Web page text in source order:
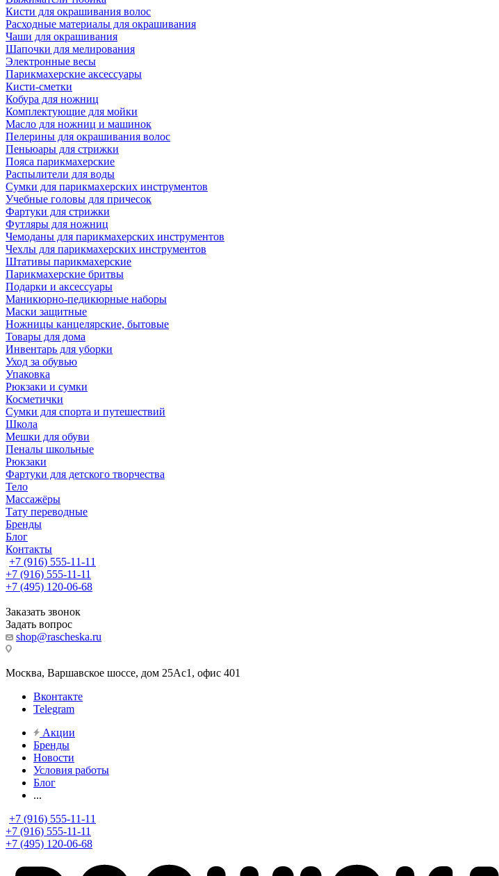
Кисти для окрашивания волос
Расходные материалы для окрашивания
Чаши для окрашивания
Шапочки для мелирования
Электронные весы
Парикмахерские аксессуары
Кисти-сметки
Кобура для ножниц
Комплектующие для мойки
Масло для ножниц и машинок
Пелерины для окрашивания волос
Пеньюары для стрижки
Пояса парикмахерские
Распылители для воды
Сумки для парикмахерских инструментов
Учебные головы для причесок
Фартуки для стрижки
Футляры для ножниц
Чемоданы для парикмахерских инструментов
Чехлы для парикмахерских инструментов
Штативы парикмахерские
Парикмахерские бритвы
Подарки и аксессуары
Маникюрно-педикюрные наборы
Маски защитные
Ножницы канцелярские, бытовые
Товары для дома
Инвентарь для уборки
Уход за обувью
Упаковка
Рюкзаки и сумки
Косметички
Сумки для спорта и путешествий
Школа
Мешки для обуви
Пеналы школьные
Рюкзаки
Фартуки для детского творчества
Тело
Массажёры
Тату переводные
Бренды
Блог
Контакты
+7 (916) 555-11-11
+7 (916) 555-11-11
+7 (495) 120-06-68
Заказать звонок
Задать вопрос
shop@rascheska.ru
Москва, Варшавское шоссе, дом 25Аc1, офис 401
Вконтакте
Telegram
Акции
Бренды
Новости
Условия работы
Блог
...
+7 (916) 555-11-11
+7 (916) 555-11-11
+7 (495) 120-06-68